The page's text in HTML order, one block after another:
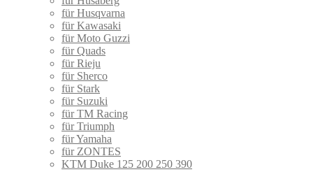
für Husqvarna
für Kawasaki
für Moto Guzzi
für Quads
für Rieju
für Sherco
für Stark
für Suzuki
für TM Racing
für Triumph
für Yamaha
für ZONTES
KTM Duke 125 200 250 390